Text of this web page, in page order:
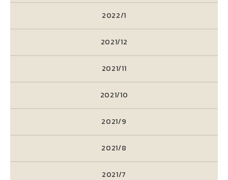
2022/1
2021/12
2021/11
2021/10
2021/9
2021/8
2021/7